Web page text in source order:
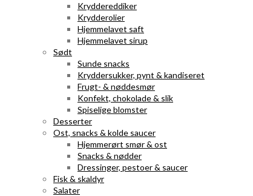
Kryddereddiker
Krydderolier
Hjemmelavet saft
Hjemmelavet sirup
Sødt
Sunde snacks
Kryddersukker, pynt & kandiseret
Frugt- & nøddesmør
Konfekt, chokolade & slik
Spiselige blomster
Desserter
Ost, snacks & kolde saucer
Hjemmerørt smør & ost
Snacks & nødder
Dressinger, pestoer & saucer
Fisk & skaldyr
Salater